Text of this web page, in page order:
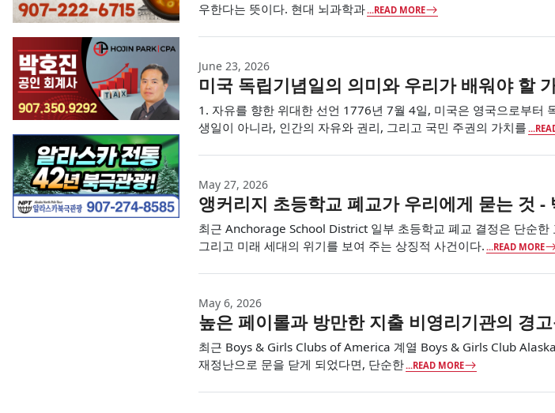
우한다는 뜻이다. 현대 뇌과학과...READ MORE
June 23, 2026
미국 독립기념일의 의미와 우리가 배워야 할
1. 자유를 향한 위대한 선언 1776년 7월 4일, 미국은 영국으로부터
생일이 아니라, 인간의 자유와 권리, 그리고 국민 주권의 가치를
May 27, 2026
앵커리지 초등학교 폐교가 우리에게 묻는 것 -
최근 Anchorage School District 일부 초등학교 폐교 결정은 단순
그리고 미래 세대의 위기를 보여 주는 상징적 사건이다. ...READ MORE
May 6, 2026
높은 페이롤과 방만한 지출 비영리기관의 경
최근 Boys & Girls Clubs of America 계열 Boys & Girls Club
재정난으로 문을 닫게 되었다면, 단순한...READ MORE